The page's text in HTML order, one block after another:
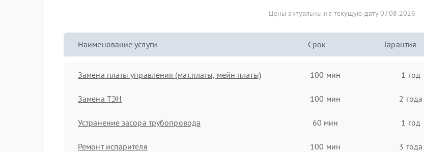
Цены актуальны на текущую дату 07.08.2026
Наименование услуги Срок Гарантия
Замена платы управления (мат.платы, мейн платы) 100 мин 1 год
Замена ТЭН 100 мин 2 года
Устранение засора трубопровода 60 мин 1 год
Ремонт испарителя 100 мин 3 года